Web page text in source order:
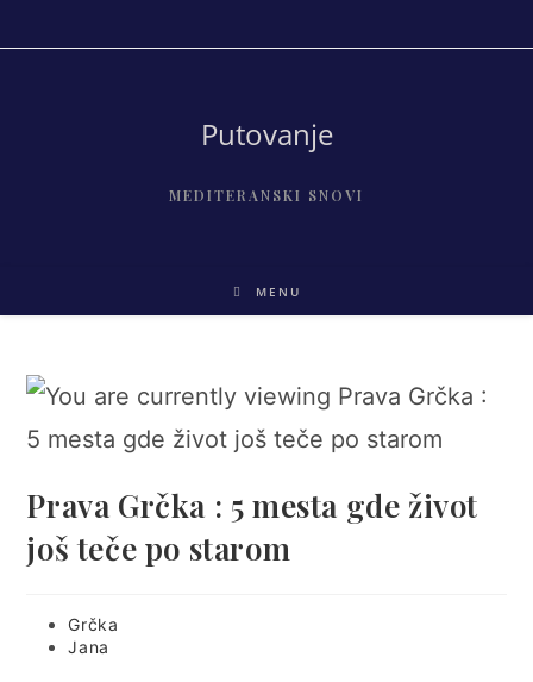
to
Putovanje
MEDITERANSKI SNOVI
MENU
Prava Grčka : 5 mesta gde život
još teče po starom
Post
category:
Grčka
Post
Jana